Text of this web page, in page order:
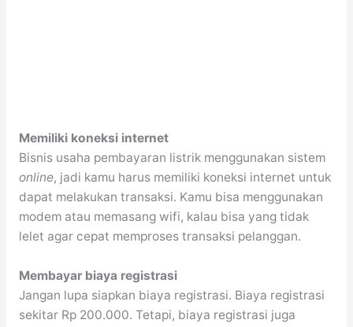
Memiliki koneksi internet
Bisnis usaha pembayaran listrik menggunakan sistem
online, jadi kamu harus memiliki koneksi internet untuk
dapat melakukan transaksi. Kamu bisa menggunakan
modem atau memasang wifi, kalau bisa yang tidak
lelet agar cepat memproses transaksi pelanggan.
Membayar biaya registrasi
Jangan lupa siapkan biaya registrasi. Biaya registrasi
sekitar Rp 200.000. Tetapi, biaya registrasi juga